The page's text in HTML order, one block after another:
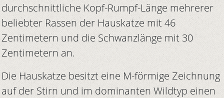
durchschnittliche Kopf-Rumpf-Länge mehrerer
beliebter Rassen der Hauskatze mit 46
Zentimetern und die Schwanzlänge mit 30
Zentimetern an.
Die Hauskatze besitzt eine M-förmige Zeichnung
auf der Stirn und im dominanten Wildtyp einen